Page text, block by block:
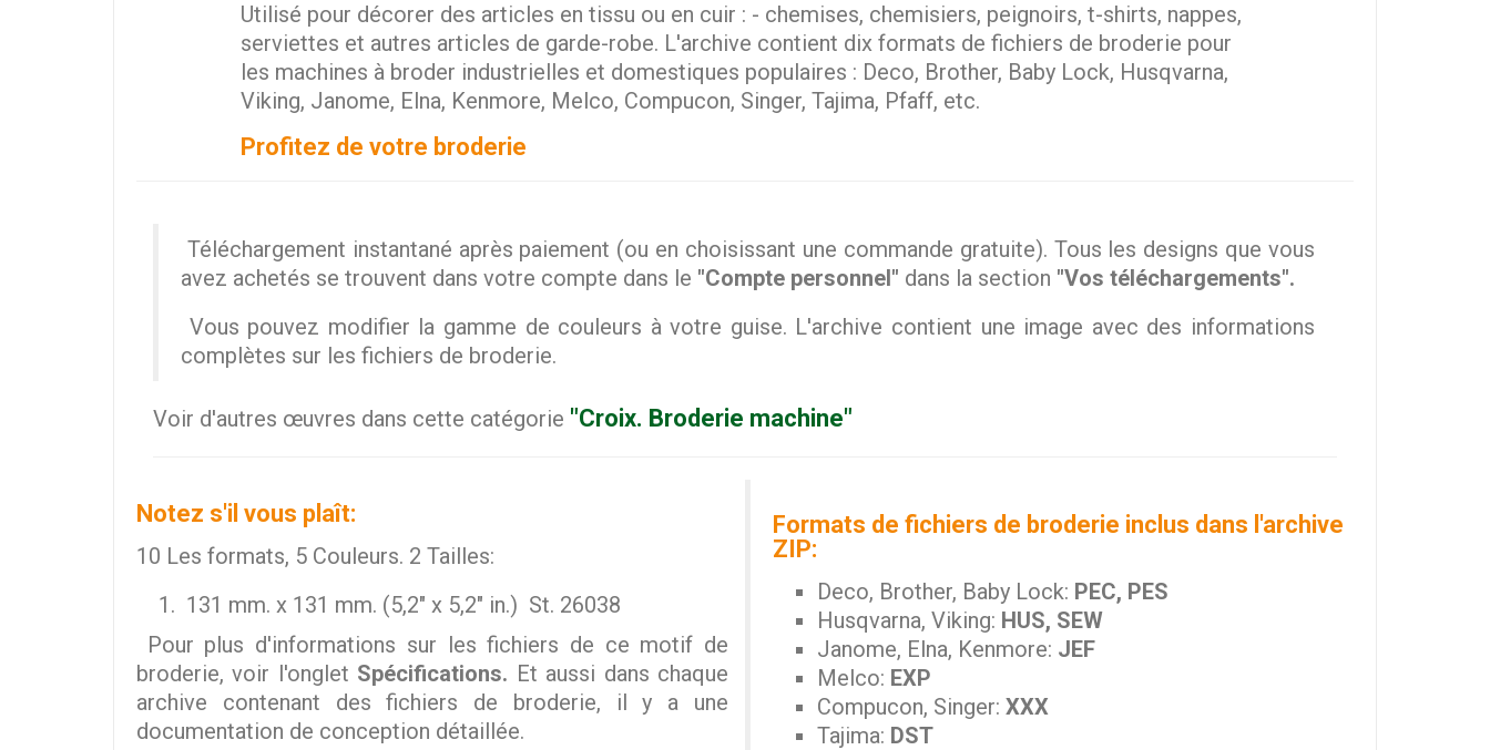
Utilisé pour décorer des articles en tissu ou en cuir : - chemises, chemisiers, peignoirs, t-shirts, nappes,
serviettes et autres articles de garde-robe. L'archive contient dix formats de fichiers de broderie pour
les machines à broder industrielles et domestiques populaires : Deco, Brother, Baby Lock, Husqvarna,
Viking, Janome, Elna, Kenmore, Melco, Compucon, Singer, Tajima, Pfaff, etc.
Profitez de votre broderie
Téléchargement instantané après paiement (ou en choisissant une commande gratuite). Tous les designs que vous
avez achetés se trouvent dans votre compte dans le "Compte personnel" dans la section "Vos téléchargements".
Vous pouvez modifier la gamme de couleurs à votre guise. L'archive contient une image avec des informations
complètes sur les fichiers de broderie.
Voir d'autres œuvres dans cette catégorie "Croix. Broderie machine"
Notez s'il vous plaît:
10 Les formats, 5 Couleurs. 2 Tailles:
131 mm. x 131 mm. (5,2" x 5,2" in.) St. 26038
Pour plus d'informations sur les fichiers de ce motif de
broderie, voir l'onglet Spécifications. Et aussi dans chaque
archive contenant des fichiers de broderie, il y a une
documentation de conception détaillée.
Formats de fichiers de broderie inclus dans l'archive
ZIP:
Deco, Brother, Baby Lock: PEC, PES
Husqvarna, Viking: HUS, SEW
Janome, Elna, Kenmore: JEF
Melco: EXP
Compucon, Singer: XXX
Tajima: DST